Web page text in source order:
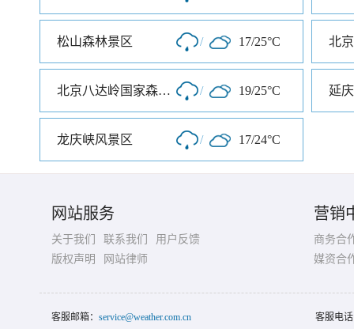
松山森林景区 / 17/25°C
北京八达岭国家森林公园 / 19/25°C
龙庆峡风景区 / 17/24°C
网站服务
关于我们 联系我们
用户反馈
版权声明
网站律师
营销
商务合
媒资合
客服邮箱： service@weather.com.cn 客服电